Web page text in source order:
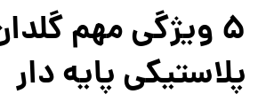
5 ویژگی مهم
پلاستیکی پایه دار